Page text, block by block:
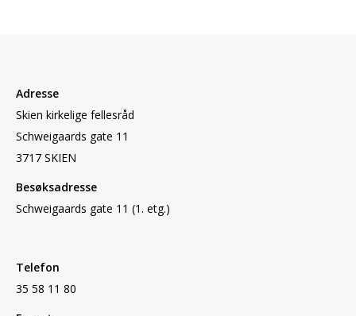
Adresse
Skien kirkelige fellesråd
Schweigaards gate 11
3717 SKIEN
Besøksadresse
Schweigaards gate 11 (1. etg.)
Telefon
35 58 11 80